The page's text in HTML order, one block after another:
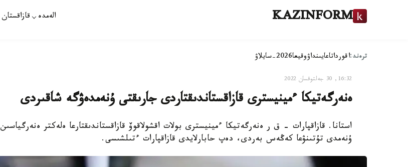
KAZINFORM الەمدە قازاقستان
ترەند:اقورداتاعايىنداۋوقيعا2026-سايلاۋ
16:32, 30 جەلتوقسان 2022
ەنەرگەتيكا ءمينيسترى قازاقستاندىقتاردى جارىقتى ۇنەمدەۋگە شاقىردى
استانا. قازاقپارات – ق ر ەنەرگەتيكا ءمينيسترى بولات اقشولاقوۆ قازاقستاندىقتارعا ەلەكتر ەنەرگياسىن
ۇنەمدى تۇتىنۋعا كەڭەس بەردى، دەپ حابارلايدى قازاقپارات ءتىلشىسى.